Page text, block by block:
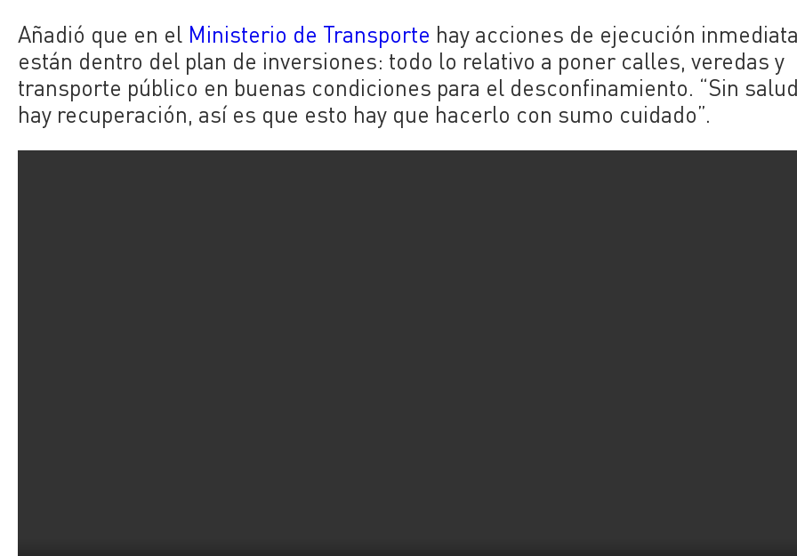
Añadió que en el Ministerio de Transporte hay acciones de ejecución
están dentro del plan de inversiones: todo lo relativo a poner calles, veredas y
transporte público en buenas condiciones para el desconfinamiento. “Sin
hay recuperación, así es que esto hay que hacerlo con sumo cuidado”.